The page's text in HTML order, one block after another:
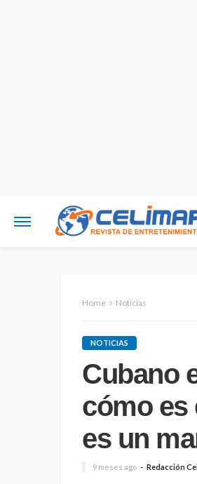
Home Noticias
NOTICIAS
Cubano
cómo es
es un
9 meses ago Redacción